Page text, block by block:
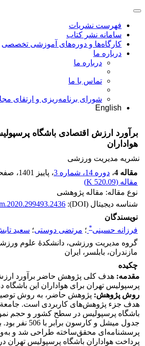
فهرست نشریات
سامانه نشر کتاب
کارگاه‌ها و دوره‌های آموزشی تخصصی
درباره ما
درباره ما
تماس با ما
شورای برنامه‌ریزی و ارتقای
English
برآورد ارزش اقتصادی باشگاه
هواداران
نشریه مدیریت ورزشی
مقاله 4
، دوره 14، شماره 3 ، پاییز 1401 ،
مقاله (520.09 K
)
نوع مقاله: مقاله پژوهشی
شناسه دیجیتال (DOI):
نویسندگان
فرزانه حسینی* ؛ مرتضی دوستی؛ سعید
گروه مدیریت ورزشی، دانشکدۀ علوم
مازندران، بابلسر، ایران
چکیده
مقدمه: هدف کلی پژوهش حاضر برآورد
پرسپولیس تهران برای هواداران این
روش پژوهش: پژوهش حاضر، به روش
هدف جزء پژوهش‌های کاربردی است. جامعة
باشگاه پرسپولیس در سطح کشور و حجم
جدول میشل و کارسون
پرسشنامه‌ای محقق‌ساخته طراحی شد و
پرداخت هواداران باشگاه پرسپولیس